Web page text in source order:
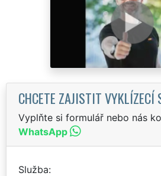
CHCETE ZAJISTIT VYKLÍZECÍ
Vyplňte si formulář nebo nás
WhatsApp
Služba